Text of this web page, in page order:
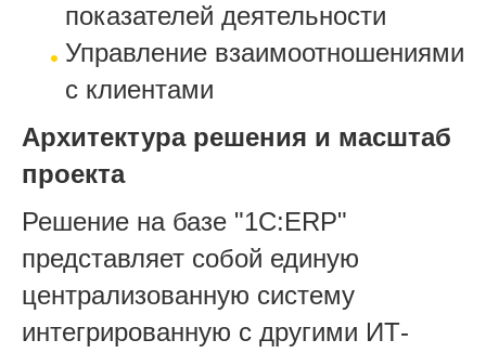
показателей деятельности
Управление взаимоотношениями
с клиентами
Архитектура решения и масштаб
проекта
Решение на базе "1С:ERP"
представляет собой единую
централизованную систему
интегрированную с другими ИТ-